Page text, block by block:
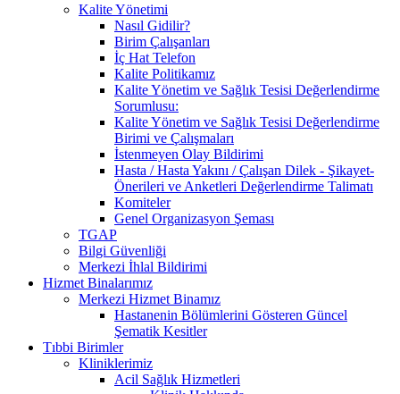
Kalite Yönetimi
Nasıl Gidilir?
Birim Çalışanları
İç Hat Telefon
Kalite Politikamız
Kalite Yönetim ve Sağlık Tesisi Değerlendirme
Sorumlusu:
Kalite Yönetim ve Sağlık Tesisi Değerlendirme
Birimi ve Çalışmaları
İstenmeyen Olay Bildirimi
Hasta / Hasta Yakını / Çalışan Dilek - Şikayet-
Önerileri ve Anketleri Değerlendirme Talimatı
Komiteler
Genel Organizasyon Şeması
TGAP
Bilgi Güvenliği
Merkezi İhlal Bildirimi
Hizmet Binalarımız
Merkezi Hizmet Binamız
Hastanenin Bölümlerini Gösteren Güncel
Şematik Kesitler
Tıbbi Birimler
Kliniklerimiz
Acil Sağlık Hizmetleri